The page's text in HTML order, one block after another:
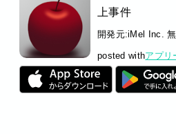
上事件
開発元:iMel Inc.
posted withアプリ